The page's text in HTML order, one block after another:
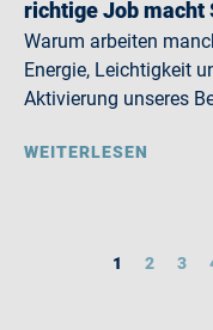
richtige Job macht
Warum arbeiten
Energie, Leichtigkeit
Aktivierung unseres
WEITERLESEN
1 2 3